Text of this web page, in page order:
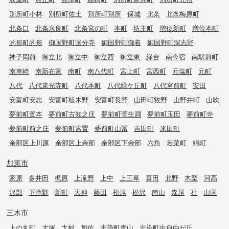
別所町小林
別所町佐土 別所町別所 保城 北条
北条梅原町
北条口
北条永良町 北条宮の町 本町 坊主町 増位新町
増位本町
的形町的形
御国野町国分寺 御国野町御着
御国野町深志野
神子岡前
御立北 御立中 御立西 御立東 緑台 南今宿
南駅前町
南車崎
南新在家 南町 南八代町 宮上町 宮西町 元塩町
元町
八代
八代東光寺町 八代本町 八代緑ケ丘町 八代宮前町
安田
安富町安志
安富町植木野 安富町長野 山田町牧野 山野井町
山吹
夢前町置本
夢前町古知之庄 夢前町菅生澗 夢前町玉田
夢前町寺
夢前町前之庄
夢前町宮置 夢前町山冨 吉田町
米田町
余部区上川原
余部区上余部 余部区下余部 六角 若菜町 綿町
加東市
家原 多井田 梶原 上滝野 上中 上三草 喜田 北野 木梨
河高
沢部
下滝野 新町 天神 藤田 松尾 松沢 南山 森尾 社 山国
三木市